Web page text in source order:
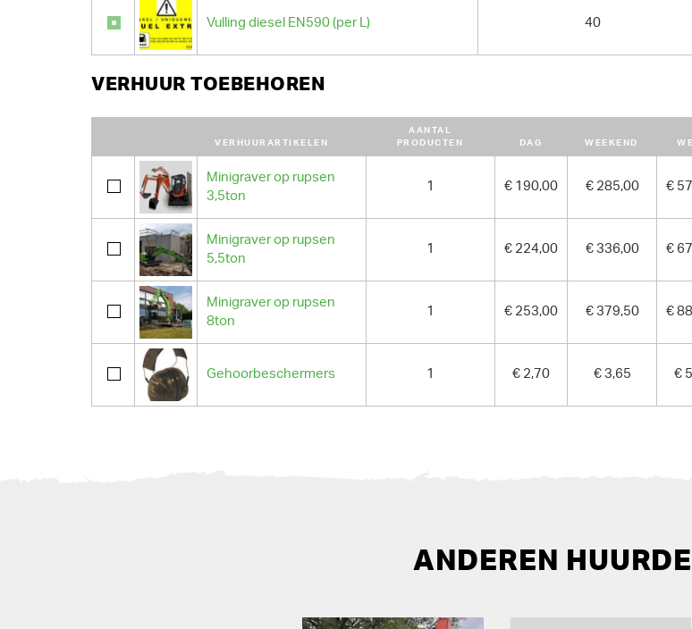
Vulling diesel EN590 (per L) 40
VERHUUR TOEBEHOREN
VERHUURARTIKELEN
AANTAL
PRODUCTEN
DAG WEEKEND
Minigraver op rupsen
3,5ton
1 € 190,00 € 285,00 €
Minigraver op rupsen
5,5ton
1 € 224,00 € 336,00 €
Minigraver op rupsen
8ton
1 € 253,00 € 379,50 €
Gehoorbeschermers 1 € 2,70 € 3,65 €
ANDEREN